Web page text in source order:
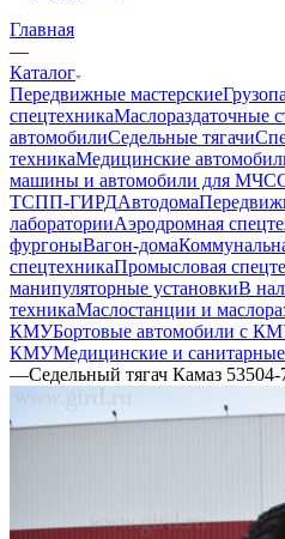
Главная
—
Каталог
Передвижные мастерские
спецтехникаМаслораздаточные
автомобилиСедельные тягачи
техникаМедицинские
машины и автомобили для МЧС
ТСПП-ГИРДАвтодома
лабораторииАэродромная
фургоныВагон-дома
спецтехникаПромысловая
манипуляторные установкиВ
техникаМаслостанции и
КМУБортовые автомобили с
КМУМедицинские и
—Седельный тягач Камаз 53504-